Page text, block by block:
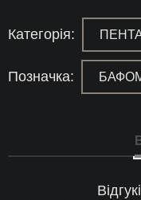
(діаметр
-
см,
Сигіл
Категорія:
Позначка: